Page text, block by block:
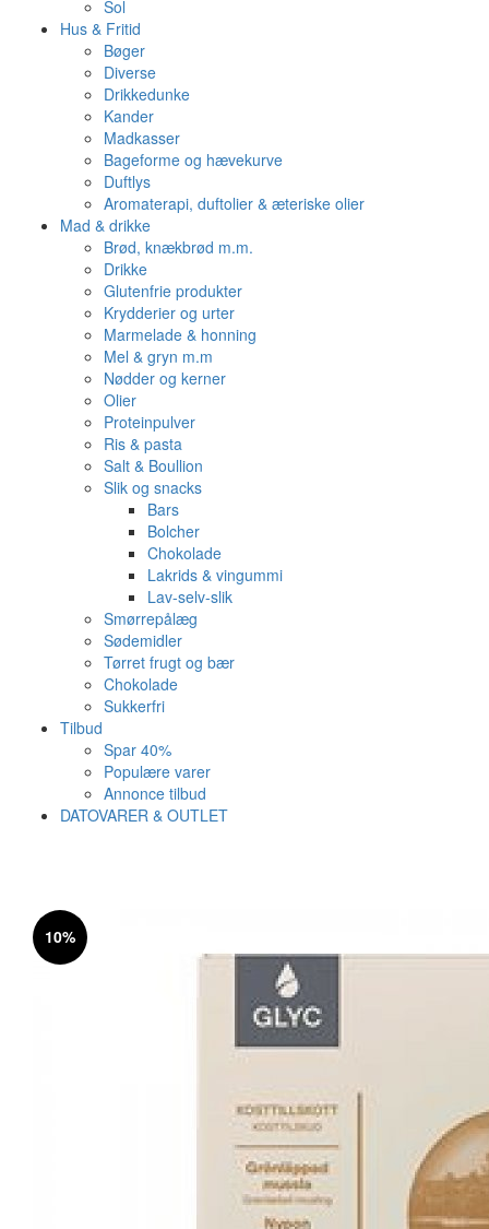
Sol
Hus & Fritid
Bøger
Diverse
Drikkedunke
Kander
Madkasser
Bageforme og hævekurve
Duftlys
Aromaterapi, duftolier & æteriske olier
Mad & drikke
Brød, knækbrød m.m.
Drikke
Glutenfrie produkter
Krydderier og urter
Marmelade & honning
Mel & gryn m.m
Nødder og kerner
Olier
Proteinpulver
Ris & pasta
Salt & Boullion
Slik og snacks
Bars
Bolcher
Chokolade
Lakrids & vingummi
Lav-selv-slik
Smørrepålæg
Sødemidler
Tørret frugt og bær
Chokolade
Sukkerfri
Tilbud
Spar 40%
Populære varer
Annonce tilbud
DATOVARER & OUTLET
Varen er nu i kurven ✔
Vi anbefaler dig disse
10%